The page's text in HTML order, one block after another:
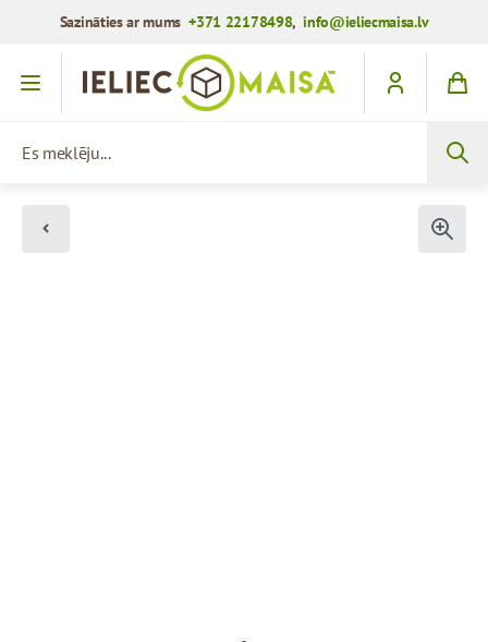
Sazināties ar mums+371 22178498,info@ieliecmaisa.lv
Iet uz saturu